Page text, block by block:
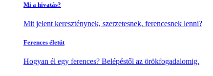
Mi a hivatás?
Mit jelent kereszténynek, szerzetesnek, ferencesnek lenni?
Ferences életút
Hogyan él egy ferences? Belépéstől az örökfogadalomig.